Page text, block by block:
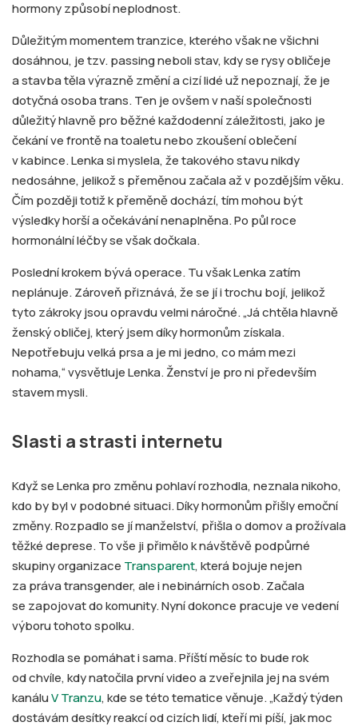
hormony způsobí neplodnost.
Důležitým momentem tranzice, kterého však ne všichni
dosáhnou, je tzv. passing neboli stav, kdy se rysy obličeje
a stavba těla výrazně změní a cizí lidé už nepoznají, že je
dotyčná osoba trans. Ten je ovšem v naší společnosti
důležitý hlavně pro běžné každodenní záležitosti, jako je
čekání ve frontě na toaletu nebo zkoušení oblečení
v kabince. Lenka si myslela, že takového stavu nikdy
nedosáhne, jelikož s přeměnou začala až v pozdějším věku.
Čím později totiž k přeměně dochází, tím mohou být
výsledky horší a očekávání nenaplněna. Po půl roce
hormonální léčby se však dočkala.
Poslední krokem bývá operace. Tu však Lenka zatím
neplánuje. Zároveň přiznává, že se jí i trochu bojí, jelikož
tyto zákroky jsou opravdu velmi náročné. „Já chtěla hlavně
ženský obličej, který jsem díky hormonům získala.
Nepotřebuju velká prsa a je mi jedno, co mám mezi
nohama,“ vysvětluje Lenka. Ženství je pro ni především
stavem mysli.
Slasti a strasti internetu
Když se Lenka pro změnu pohlaví rozhodla, neznala nikoho,
kdo by byl v podobné situaci. Díky hormonům přišly emoční
změny. Rozpadlo se jí manželství, přišla o domov a prožívala
těžké deprese. To vše ji přimělo k návštěvě podpůrné
skupiny organizace Transparent, která bojuje nejen
za práva transgender, ale i nebinárních osob. Začala
se zapojovat do komunity. Nyní dokonce pracuje ve vedení
výboru tohoto spolku.
Rozhodla se pomáhat i sama. Příští měsíc to bude rok
od chvíle, kdy natočila první video a zveřejnila jej na svém
kanáluV Tranzu, kde se této tematice věnuje. „Každý týden
dostávám desítky reakcí od cizích lidí, kteří mi píší, jak moc